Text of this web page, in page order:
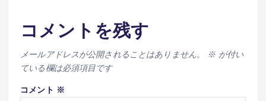
コメントを残す
メールアドレスが公開されることはありません。 ※が付い
ている欄は必須項目です
コメント ※